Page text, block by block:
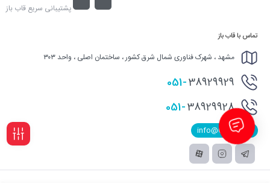
پشتیبانی سریع قاب باز
تماس با قاب باز
مشهد ، شهرک فناوری شمال شرق کشور ، ساختمان اصلی ، واحد ۳۰۳
051-38929929
051-38929928
info@Qabbaz.ir